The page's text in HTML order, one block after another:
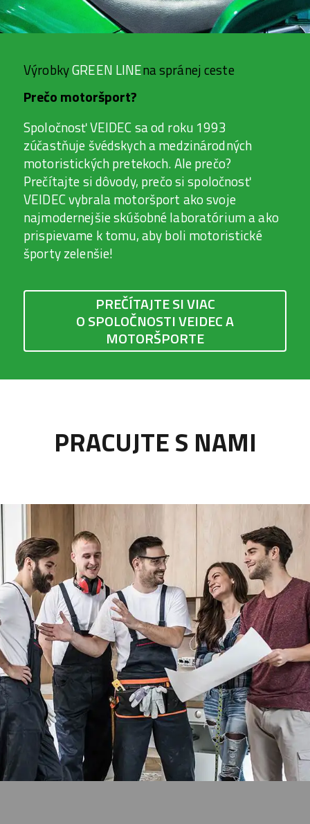
VýrobkyGREEN LINEna spránej ceste
Prečo motoršport?
Spoločnosť VEIDEC sa od roku 1993
zúčastňuje švédskych a medzinárodných
motoristických pretekoch. Ale prečo?
Prečítajte si dôvody, prečo si spoločnosť
VEIDEC vybrala motoršport ako svoje
najmodernejšie skúšobné laboratórium a ako
prispievame k tomu, aby boli motoristické
športy zelenšie!
PREČÍTAJTE SI VIAC
O SPOLOČNOSTI VEIDEC A
MOTORŠPORTE
PRACUJTE S NAMI